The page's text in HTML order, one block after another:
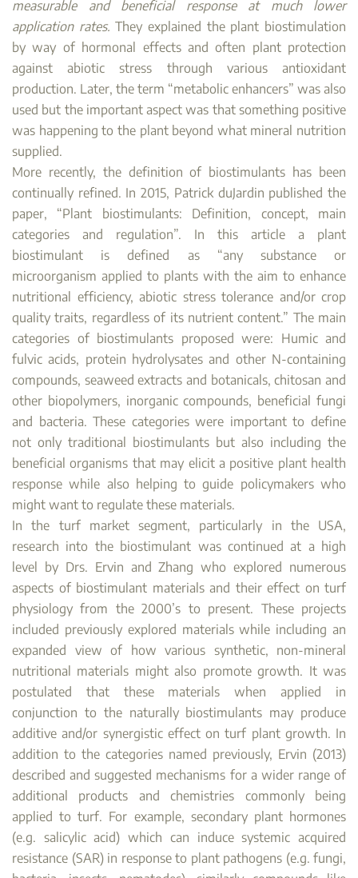
measurable and beneficial response at much lower
application rates. They explained the plant biostimulation
by way of hormonal effects and often plant protection
against abiotic stress through various antioxidant
production. Later, the term “metabolic enhancers” was also
used but the important aspect was that something positive
was happening to the plant beyond what mineral nutrition
supplied.
More recently, the definition of biostimulants has been
continually refined. In 2015, Patrick duJardin published the
paper, “Plant biostimulants: Definition, concept, main
categories and regulation”. In this article a plant
biostimulant is defined as “any substance or
microorganism applied to plants with the aim to enhance
nutritional efficiency, abiotic stress tolerance and/or crop
quality traits, regardless of its nutrient content.” The main
categories of biostimulants proposed were: Humic and
fulvic acids, protein hydrolysates and other N-containing
compounds, seaweed extracts and botanicals, chitosan and
other biopolymers, inorganic compounds, beneficial fungi
and bacteria. These categories were important to define
not only traditional biostimulants but also including the
beneficial organisms that may elicit a positive plant health
response while also helping to guide policymakers who
might want to regulate these materials.
In the turf market segment, particularly in the USA,
research into the biostimulant was continued at a high
level by Drs. Ervin and Zhang who explored numerous
aspects of biostimulant materials and their effect on turf
physiology from the 2000’s to present. These projects
included previously explored materials while including an
expanded view of how various synthetic, non-mineral
nutritional materials might also promote growth. It was
postulated that these materials when applied in
conjunction to the naturally biostimulants may produce
additive and/or synergistic effect on turf plant growth. In
addition to the categories named previously, Ervin (2013)
described and suggested mechanisms for a wider range of
additional products and chemistries commonly being
applied to turf. For example, secondary plant hormones
(e.g. salicylic acid) which can induce systemic acquired
resistance (SAR) in response to plant pathogens (e.g. fungi,